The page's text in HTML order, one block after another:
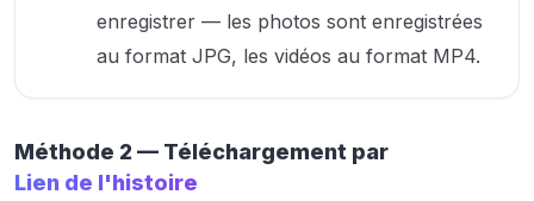
enregistrer — les photos sont enregistrées
au format JPG, les vidéos au format MP4.
Méthode 2 — Téléchargement par
Lien de l'histoire